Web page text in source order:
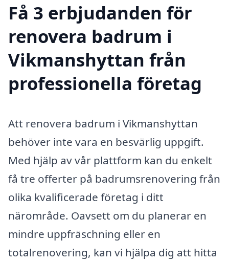
Få 3 erbjudanden för
renovera badrum i
Vikmanshyttan från
professionella företag
Att renovera badrum i Vikmanshyttan
behöver inte vara en besvärlig uppgift.
Med hjälp av vår plattform kan du enkelt
få tre offerter på badrumsrenovering från
olika kvalificerade företag i ditt
närområde. Oavsett om du planerar en
mindre uppfräschning eller en
totalrenovering, kan vi hjälpa dig att hitta